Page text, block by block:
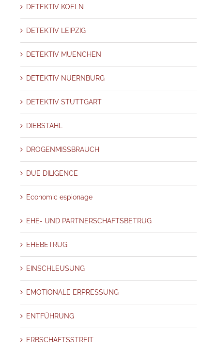
DETEKTIV KOELN
DETEKTIV LEIPZIG
DETEKTIV MUENCHEN
DETEKTIV NUERNBURG
DETEKTIV STUTTGART
DIEBSTAHL
DROGENMISSBRAUCH
DUE DILIGENCE
Economic espionage
EHE- UND PARTNERSCHAFTSBETRUG
EHEBETRUG
EINSCHLEUSUNG
EMOTIONALE ERPRESSUNG
ENTFÜHRUNG
ERBSCHAFTSSTREIT